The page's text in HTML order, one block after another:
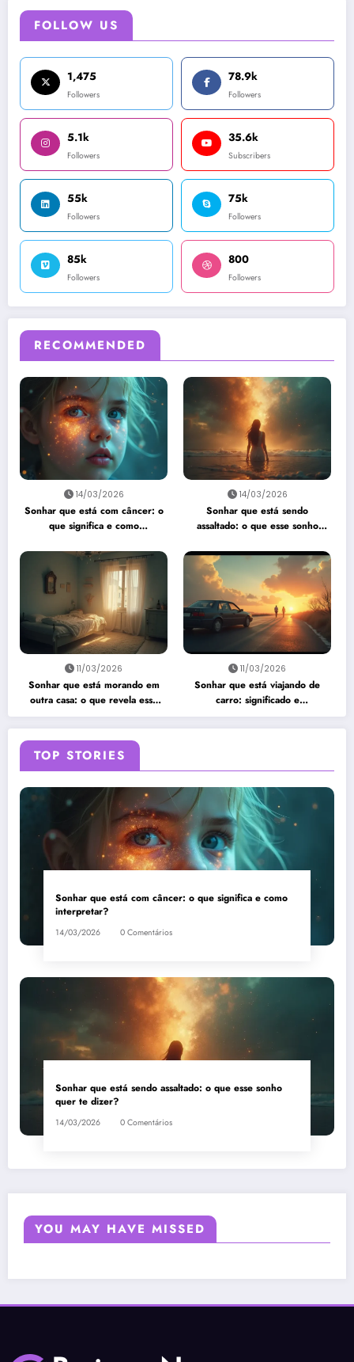
FOLLOW US
1,475
Followers
78.9k
Followers
5.1k
Followers
35.6k
Subscribers
55k
Followers
75k
Followers
85k
Followers
800
Followers
RECOMMENDED
14/03/2026
Sonhar que está com câncer: o
que significa e como
14/03/2026
Sonhar que está sendo
assaltado: o que esse sonho
11/03/2026
Sonhar que está morando em
outra casa: o que revela esse
sonho?
11/03/2026
Sonhar que está viajando de
carro: significado e
interpretação
TOP STORIES
Sonhar que está com câncer: o que significa e como
interpretar?
14/03/2026 0 Comentários
Sonhar que está sendo assaltado: o que esse sonho
quer te dizer?
14/03/2026 0 Comentários
YOU MAY HAVE MISSED